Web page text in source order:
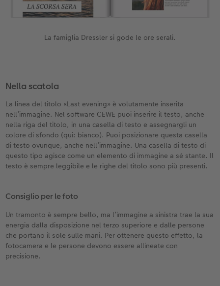
La famiglia Dressler si gode le ore serali.
Nella scatola
La linea del titolo «Last evening» è volutamente inserita
nell’immagine. Nel software CEWE puoi inserire il testo, anche
nella riga del titolo, in una casella di testo e assegnargli un
colore di sfondo (qui: bianco). Puoi posizionare questa casella
di testo ovunque, anche nell’immagine. Una casella di testo di
questo tipo agisce come un elemento di immagine a sé stante. Il
testo è sempre leggibile e le righe del titolo sono più presenti.
Consiglio per le foto
Un tramonto è sempre bello, ma l’immagine a sinistra trae la sua
energia dalla disposizione nel terzo superiore e dalle persone
che portano il sole sulle mani. Per ottenere questo effetto, la
fotocamera e le persone devono essere allineate con
precisione.